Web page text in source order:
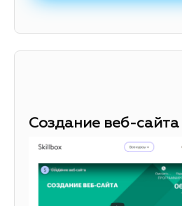
Создание веб-